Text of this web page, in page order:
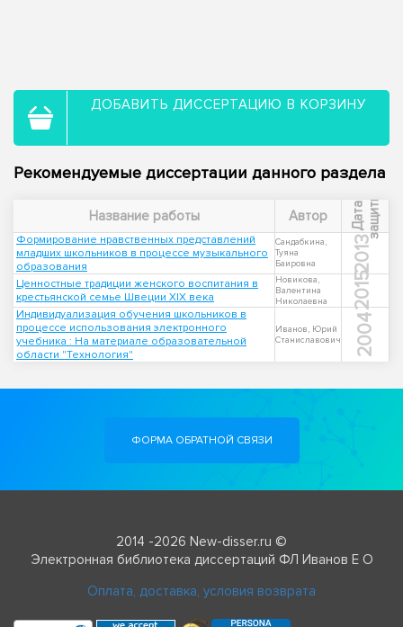
ДОБАВИТЬ ДИССЕРТАЦИЮ В КОРЗИНУ
Рекомендуемые диссертации данного раздела
Название работы Автор Д
а
т
а
з
а
щ
и
т ы
Формирование нравственных представлений
младших школьников в процессе музыкального
образования
Сандабкина,
Туяна
Баировна
2013
Ценностные традиции женского воспитания в
крестьянской семье Швеции XIX века
Новикова,
Валентина
Николаевна
2015
Индивидуализация обучения школьников в
процессе использования электронного
учебника : На материале образовательной
области "Технология"
Иванов, Юрий
Станиславович
2004
ФОРМА ОБРАТНОЙ СВЯЗИ
2014 -2026 New-disser.ru ©
Электронная библиотека диссертаций ФЛ Иванов Е О
Оплата, доставка, условия возврата